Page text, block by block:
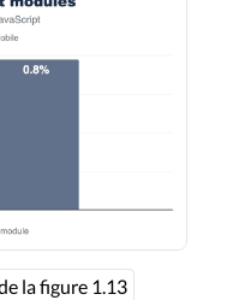
la figure 1.13